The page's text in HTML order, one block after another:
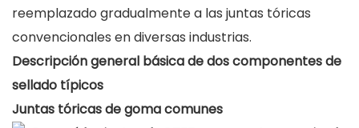
reemplazado gradualmente a las juntas tóricas
convencionales en diversas industrias.
Descripción general básica de dos componentes de
sellado típicos
Juntas tóricas de goma comunes